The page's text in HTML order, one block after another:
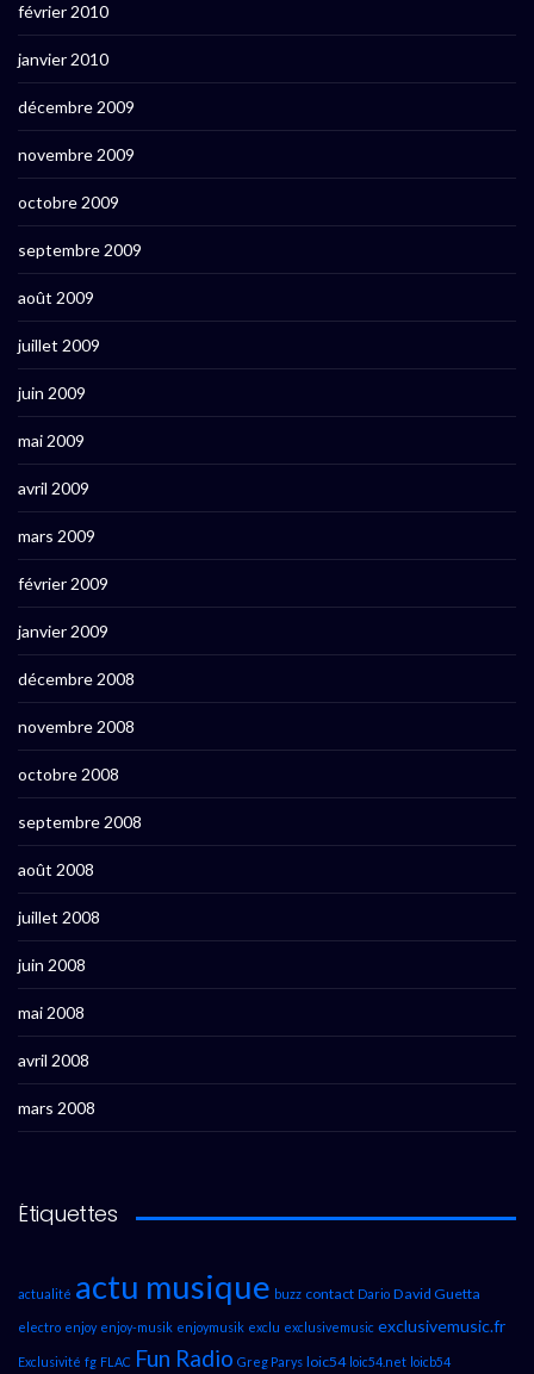
février 2010
janvier 2010
décembre 2009
novembre 2009
octobre 2009
septembre 2009
août 2009
juillet 2009
juin 2009
mai 2009
avril 2009
mars 2009
février 2009
janvier 2009
décembre 2008
novembre 2008
octobre 2008
septembre 2008
août 2008
juillet 2008
juin 2008
mai 2008
avril 2008
mars 2008
Étiquettes
actualité actu musique buzz contact Dario David Guetta
electro enjoy enjoy-musik enjoymusik exclu exclusivemusic exclusivemusic.fr
Exclusivité fg FLAC Fun Radio Greg Parys loic54 loic54.net loicb54